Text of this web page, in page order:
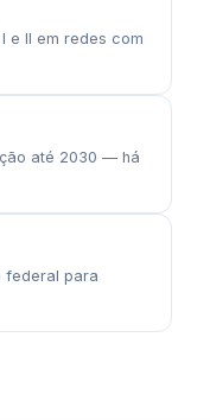
e II em redes com
até 2030 — há
federal para